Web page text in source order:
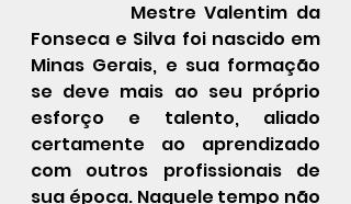
Fonseca e Silva foi nascido em
Minas Gerais, e sua formação
se deve mais ao seu próprio
esforço e talento, aliado
certamente ao aprendizado
com outros profissionais de
sua época. Naquele tempo não